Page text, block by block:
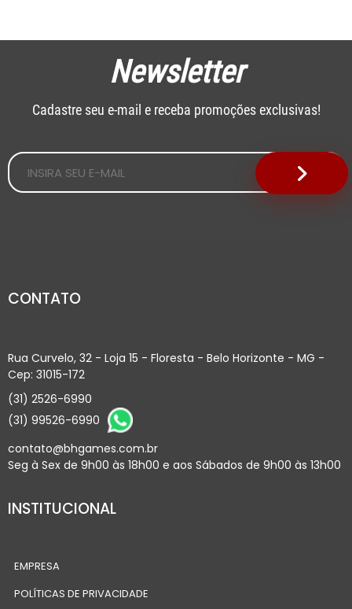
Newsletter
Cadastre seu e-mail e receba promoções exclusivas!
CONTATO
Rua Curvelo, 32 - Loja 15 - Floresta - Belo Horizonte - MG -
Cep: 31015-172
(31) 2526-6990
(31) 99526-6990
contato@bhgames.com.br
Seg à Sex de 9h00 às 18h00 e aos Sábados de 9h00 às 13h00
INSTITUCIONAL
EMPRESA
POLÍTICAS DE PRIVACIDADE